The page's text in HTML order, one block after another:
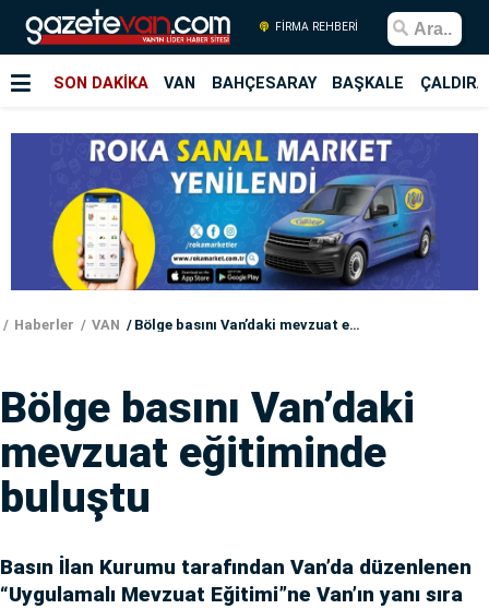
FİRMA REHBERİ
SON DAKİKA VAN BAHÇESARAY BAŞKALE
Haberler VAN Bölge basını Van’daki mevzuat eğitiminde buluştu
Bölge basını Van’daki
mevzuat eğitiminde
buluştu
Basın İlan Kurumu tarafından Van’da düzenlenen
“Uygulamalı Mevzuat Eğitimi”ne Van’ın yanı sıra